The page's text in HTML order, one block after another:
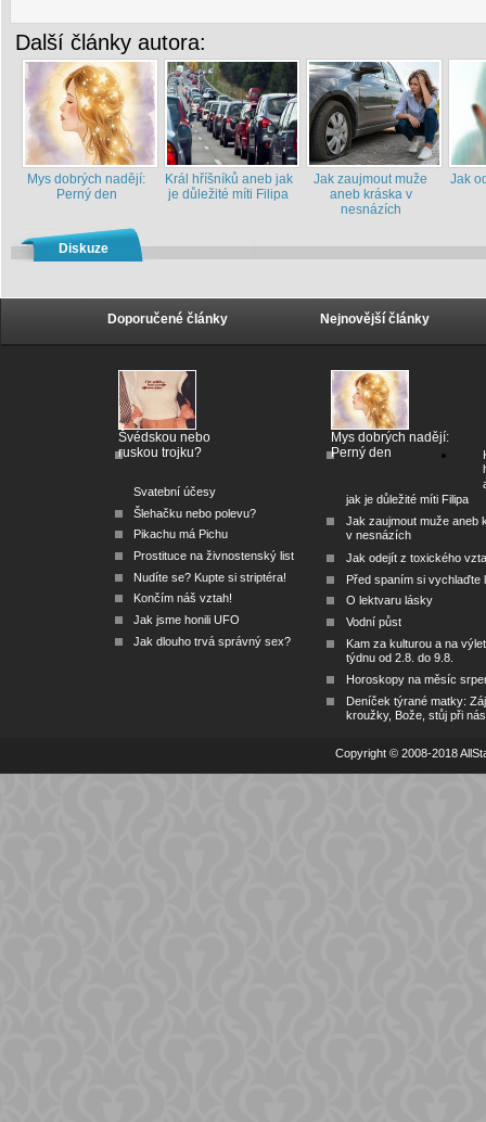
Další články autora:
Mys dobrých nadějí:
Perný den
Král hříšníků aneb jak
je důležité míti Filipa
Jak zaujmout muže
aneb kráska v
nesnázích
Jak
Diskuze
Doporučené články
Švédskou nebo
ruskou trojku?
Svatební účesy
Šlehačku nebo polevu?
Pikachu má Pichu
Prostituce na živnostenský list
Nudíte se? Kupte si striptéra!
Končím náš vztah!
Jak jsme honili UFO
Jak dlouho trvá správný sex?
Nejnovější články
Mys dobrých nadějí:
Perný den
jak je důležité míti Filipa
Jak zaujmout muže aneb
v nesnázích
Jak odejít z toxického
Před spaním si vychlaďte
O lektvaru lásky
Vodní půst
Kam za kulturou a na
týdnu od 2.8. do 9.8.
Horoskopy na měsíc
Deníček týrané matky:
kroužky, Bože, stůj při nás
Copyright © 2008-2018